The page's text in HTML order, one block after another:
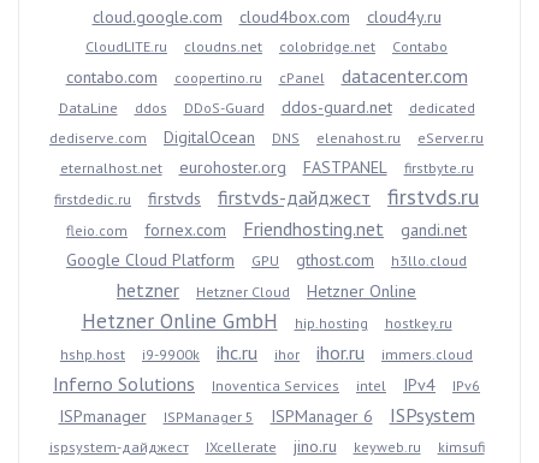
cloud.google.com cloud4box.com cloud4y.ru
CloudLITE.ru cloudns.net colobridge.net Contabo
contabo.com coopertino.ru cPanel datacenter.com
DataLine ddos DDoS-Guard ddos-guard.net
dedicated
dediserve.com
DigitalOcean DNS elenahost.ru
eServer.ru
eternalhost.net
eurohoster.org FASTPANEL
firstbyte.ru
firstdedic.ru
firstvds firstvds-дайджест firstvds.ru
fleio.com fornex.com Friendhosting.net
gandi.net
Google Cloud Platform
GPU gthost.com h3llo.cloud
hetzner Hetzner Cloud Hetzner Online
Hetzner Online GmbH hip.hosting
hostkey.ru
hshp.host
i9-9900k ihc.ru ihor ihor.ru immers.cloud
Inferno Solutions Inoventica Services intel IPv4 IPv6
ISPmanager ISPManager 5 ISPManager 6 ISPsystem
ispsystem-дайджест IXcellerate jino.ru keyweb.ru kimsufi